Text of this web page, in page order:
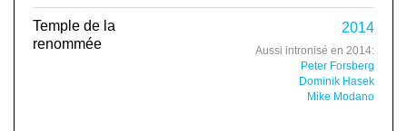
Temple de la
renommée
2014
Aussi intronisé en 2014:
Peter Forsberg
Dominik Hasek
Mike Modano